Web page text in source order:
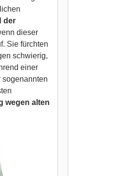
der
dieser
Sie fürchten
schwierig,
einer
sogenannten
wegen alten